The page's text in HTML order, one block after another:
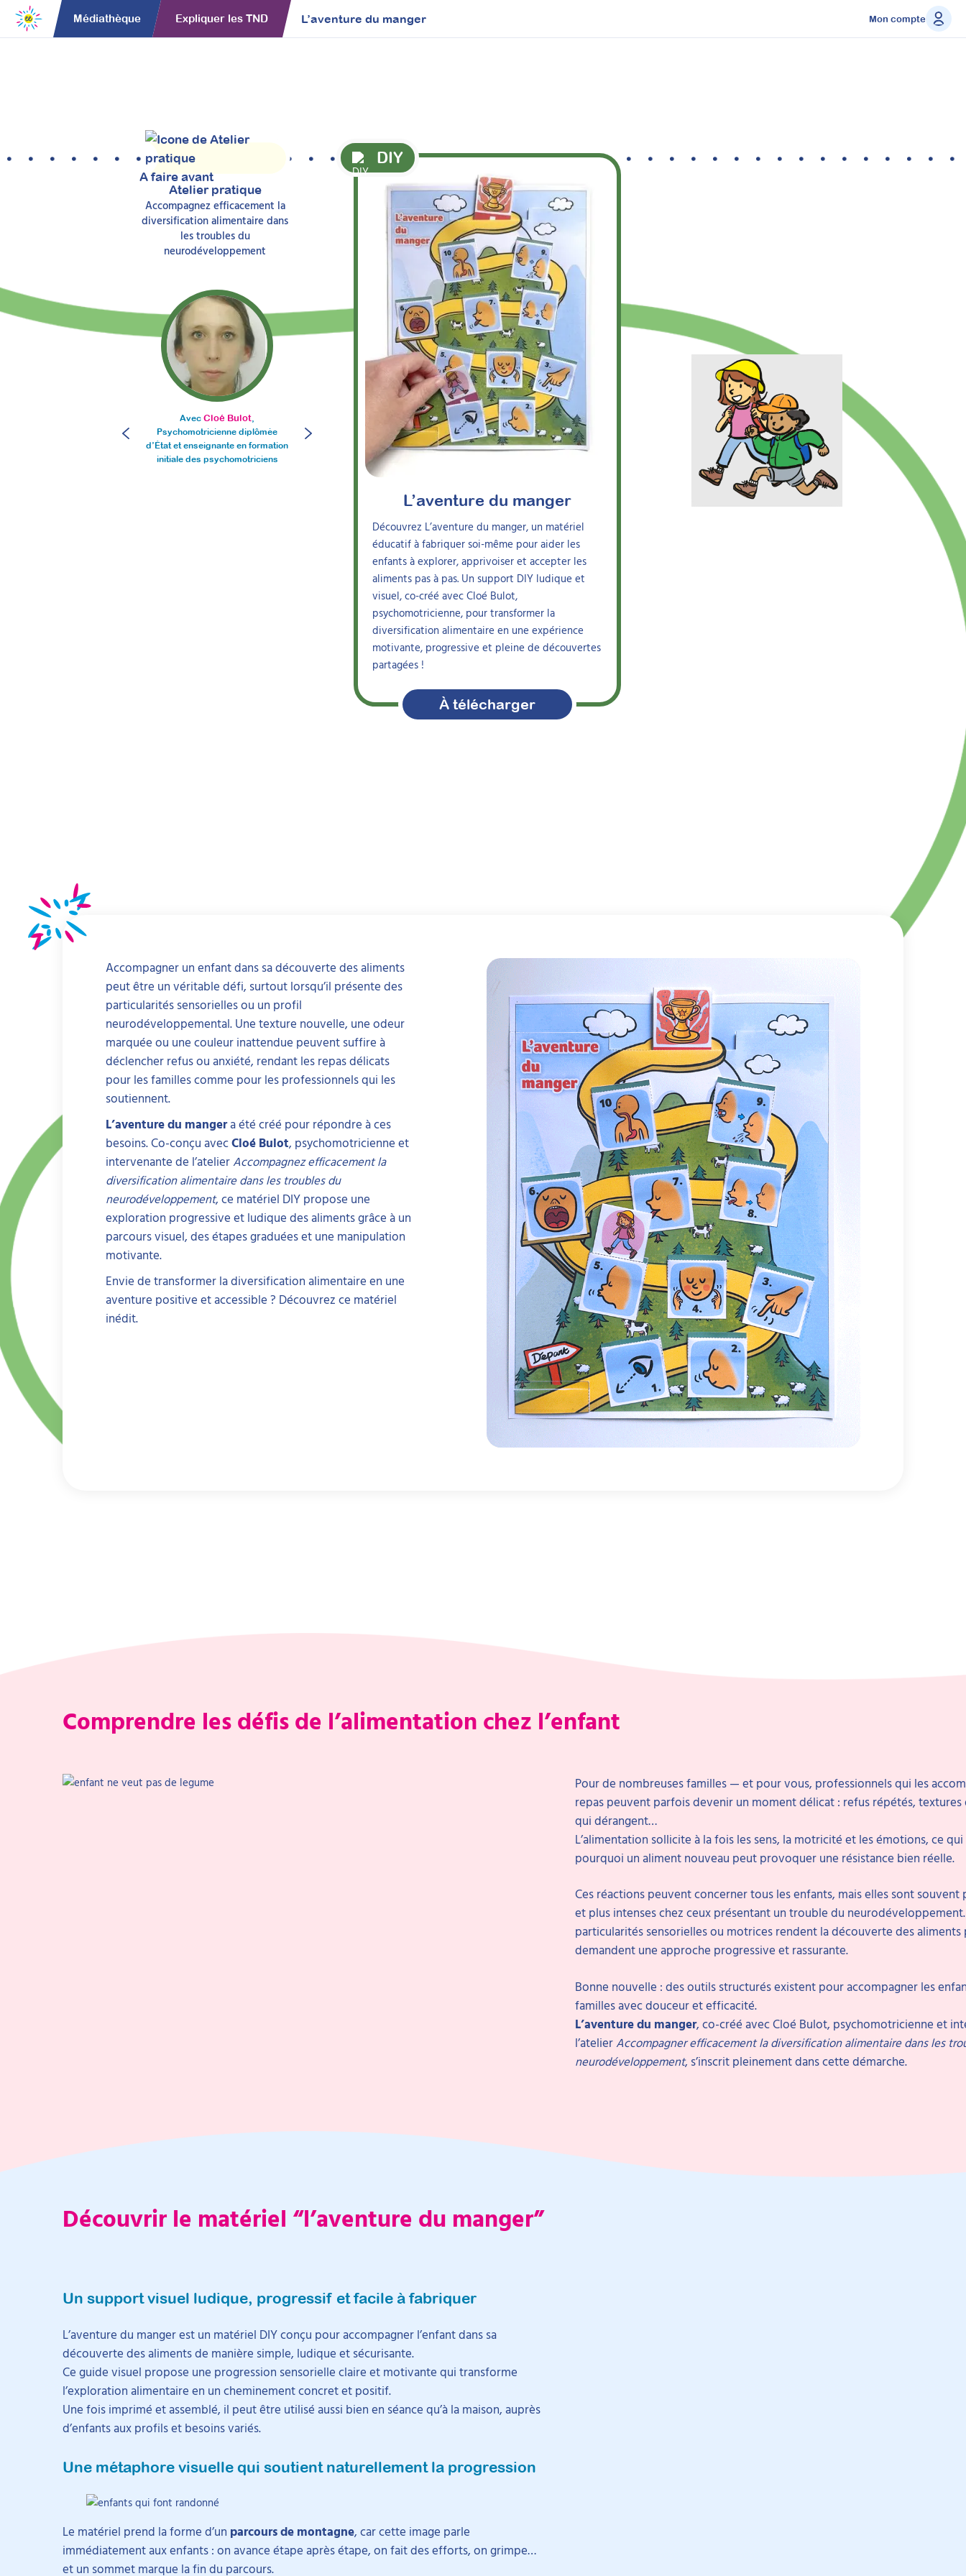
Médiathèque Expliquer les TND L’aventure du manger Mon compte
A faire avant
Atelier pratique
Accompagnez efficacement la
diversification alimentaire dans
les troubles du
neurodéveloppement
DIY
L’aventure du manger
Découvrez L’aventure du manger, un matériel
éducatif à fabriquer soi-même pour aider les
enfants à explorer, apprivoiser et accepter les
aliments pas à pas. Un support DIY ludique et
visuel, co-créé avec Cloé Bulot,
psychomotricienne, pour transformer la
diversification alimentaire en une expérience
motivante, progressive et pleine de découvertes
partagées !
À télécharger
Avec Cloé Bulot,
Psychomotricienne diplômée
d’État et enseignante en formation
initiale des psychomotriciens
Ideereka,
Organisme de formation et éditeur
de ressources pédagogiques
Accompagner un enfant dans sa découverte des aliments
peut être un véritable défi, surtout lorsqu’il présente des
particularités sensorielles ou un profil
neurodéveloppemental. Une texture nouvelle, une odeur
marquée ou une couleur inattendue peuvent suffire à
déclencher refus ou anxiété, rendant les repas délicats
pour les familles comme pour les professionnels qui les
soutiennent.
L’aventure du mangera été créé pour répondre à ces
besoins. Co-conçu avecCloé Bulot, psychomotricienne et
intervenante de l’atelierAccompagnez efficacement la
diversification alimentaire dans les troubles du
neurodéveloppement, ce matériel DIY propose une
exploration progressive et ludique des aliments grâce à un
parcours visuel, des étapes graduées et une manipulation
motivante.
Envie de transformer la diversification alimentaire en une
aventure positive et accessible ? Découvrez ce matériel
inédit.
Comprendre les défis de l’alimentation chez l’enfant
Pour de nombreuses familles — et pour vous, professionnels qui les
repas peuvent parfois devenir un moment délicat : refus répétés,
qui dérangent…
L’alimentation sollicite à la fois les sens, la motricité et les émotions, ce
pourquoi un aliment nouveau peut provoquer une résistance bien réelle.
Ces réactions peuvent concerner tous les enfants, mais elles sont souvent
et plus intenses chez ceux présentant un trouble du
particularités sensorielles ou motrices rendent la découverte des aliments
demandent une approche progressive et rassurante.
Bonne nouvelle : des outils structurés existent pour accompagner les
familles avec douceur et efficacité.
L’aventure du manger, co-créé avec Cloé Bulot, psychomotricienne et
l’atelierAccompagner efficacement la diversification alimentaire dans les
neurodéveloppement, s’inscrit pleinement dans cette démarche.
Découvrir le matériel “l’aventure du manger”
Un support visuel ludique, progressif et facile à fabriquer
L’aventure du manger est un matériel DIY conçu pour accompagner l’enfant dans sa
découverte des aliments de manière simple, ludique et sécurisante.
Ce guide visuel propose une progression sensorielle claire et motivante qui transforme
l’exploration alimentaire en un cheminement concret et positif.
Une fois imprimé et assemblé, il peut être utilisé aussi bien en séance qu’à la maison, auprès
d’enfants aux profils et besoins variés.
Une métaphore visuelle qui soutient naturellement la progression
Le matériel prend la forme d’un parcours de montagne, car cette image parle
immédiatement aux enfants : on avance étape après étape, on fait des efforts, on grimpe…
et un sommet marque la fin du parcours.